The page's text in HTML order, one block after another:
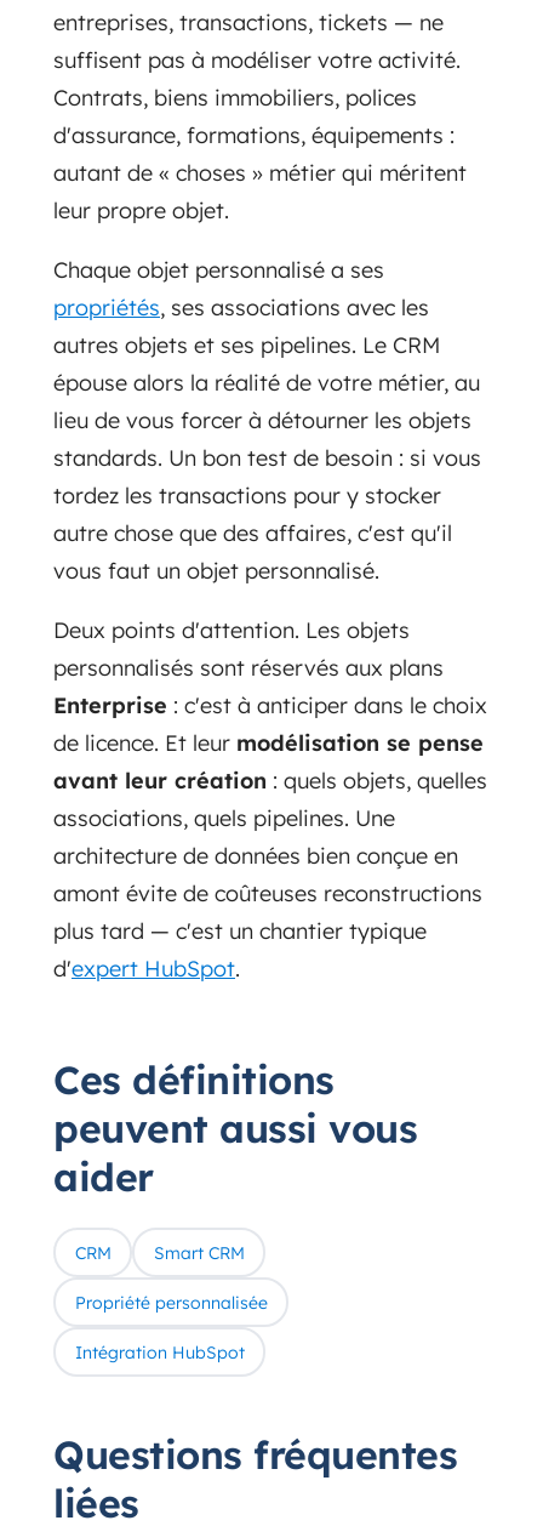
entreprises, transactions, tickets — ne
suffisent pas à modéliser votre activité.
Contrats, biens immobiliers, polices
d'assurance, formations, équipements :
autant de « choses » métier qui méritent
leur propre objet.
Chaque objet personnalisé a ses
propriétés, ses associations avec les
autres objets et ses pipelines. Le CRM
épouse alors la réalité de votre métier, au
lieu de vous forcer à détourner les objets
standards. Un bon test de besoin : si vous
tordez les transactions pour y stocker
autre chose que des affaires, c'est qu'il
vous faut un objet personnalisé.
Deux points d'attention. Les objets
personnalisés sont réservés aux plans
Enterprise : c'est à anticiper dans le choix
de licence. Et leur modélisation se pense
avant leur création : quels objets, quelles
associations, quels pipelines. Une
architecture de données bien conçue en
amont évite de coûteuses reconstructions
plus tard — c'est un chantier typique
d'expert HubSpot.
Ces définitions
peuvent aussi vous
aider
CRM Smart CRM
Propriété personnalisée
Intégration HubSpot
Questions fréquentes
liées